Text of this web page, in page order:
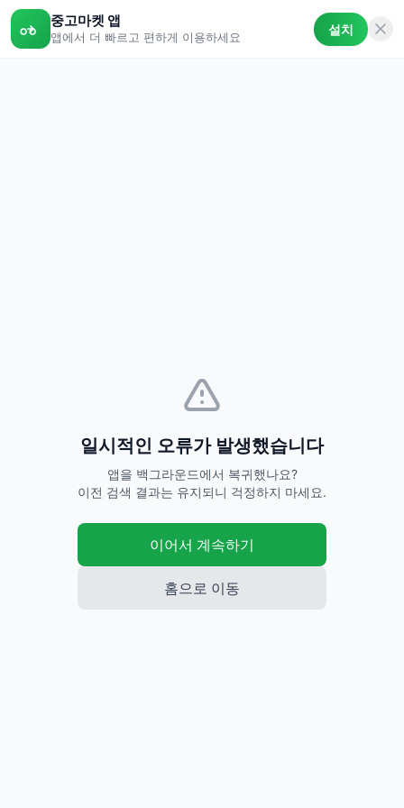
중고마켓 앱
앱에서 더 빠르고 편하게 이용하세요 설치
일시적인 오류가 발생했습니다
앱을 백그라운드에서 복귀했나요?
이전 검색 결과는 유지되니 걱정하지 마세요.
이어서 계속하기
홈으로 이동